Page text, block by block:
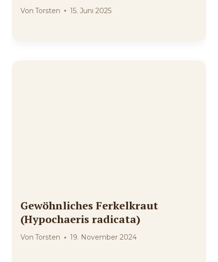
Von Torsten 15. Juni 2025
Gewöhnliches Ferkelkraut
(Hypochaeris radicata)
Von Torsten 19. November 2024